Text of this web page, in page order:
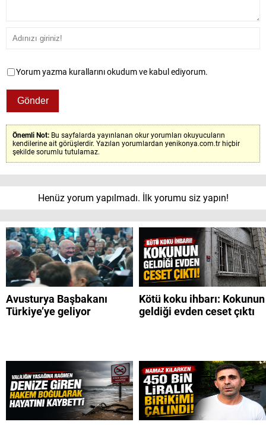
Yorum yazma kurallarını okudum ve kabul ediyorum.
Önemli Not: Bu sayfalarda yayınlanan okur yorumları okuyucuların
kendilerine ait görüşlerdir. Yazılan yorumlardan yenikonya.com.tr hiçbir
şekilde sorumlu tutulamaz.
Henüz yorum yapılmadı. İlk yorumu siz yapın!
Avusturya Başbakanı
Türkiye’ye geliyor
Kötü koku ihbarı: Kokunun
geldiği evden ceset çıktı